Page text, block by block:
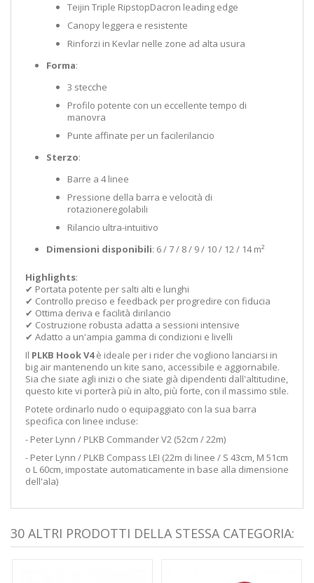
Teijin Triple RipstopDacron leading edge
Canopy leggera e resistente
Rinforzi in Kevlar nelle zone ad alta usura
Forma:
3 stecche
Profilo potente con un eccellente tempo di
manovra
Punte affinate per un facilerilancio
Sterzo:
Barre a 4 linee
Pressione della barra e velocità di
rotazioneregolabili
Rilancio ultra-intuitivo
Dimensioni disponibili: 6 / 7 / 8 / 9 / 10 / 12 / 14m²
Highlights:
✔ Portata potente per salti alti e lunghi
✔ Controllo preciso e feedback per progredire con fiducia
✔ Ottima deriva e facilità dirilancio
✔ Costruzione robusta adatta a sessioni intensive
✔ Adatto a un'ampia gamma di condizioni e livelli
Il PLKB HookV4 è ideale per i rider che vogliono lanciarsi in
big air mantenendo un kite sano, accessibile e aggiornabile.
Sia che siate agli inizi o che siate già dipendenti dall'altitudine,
questo kite vi porterà più in alto, più forte, con il massimo stile.
Potete ordinarlo nudo o equipaggiato con la sua barra
specifica con linee incluse:
- Peter Lynn / PLKB Commander V2 (52cm / 22m)
- Peter Lynn / PLKB Compass LEI (22m di linee / S 43cm, M 51cm
o L 60cm, impostate automaticamente in base alla dimensione
dell'ala)
30 ALTRI PRODOTTI DELLA STESSA CATEGORIA: